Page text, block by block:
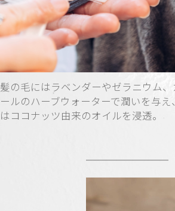
髪の毛にはラベンダーやゼラニウム、
ールのハーブウォーターで潤いを与え
はココナッツ由来のオイルを浸透。